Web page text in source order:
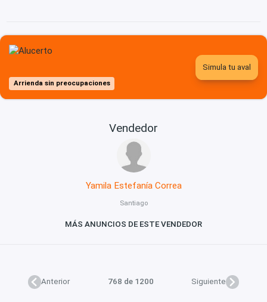
Arrienda sin preocupaciones
Simula tu aval
Vendedor
Yamila Estefanía Correa
Santiago
MÁS ANUNCIOS DE ESTE VENDEDOR
Anterior 768 de 1200 Siguiente